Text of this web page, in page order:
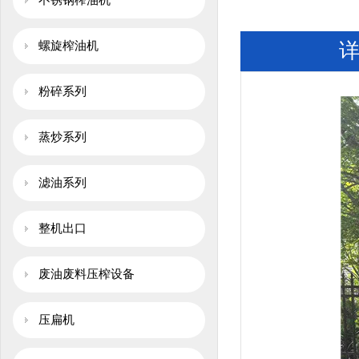
螺旋榨油机
粉碎系列
蒸炒系列
滤油系列
整机出口
废油废料压榨设备
压扁机